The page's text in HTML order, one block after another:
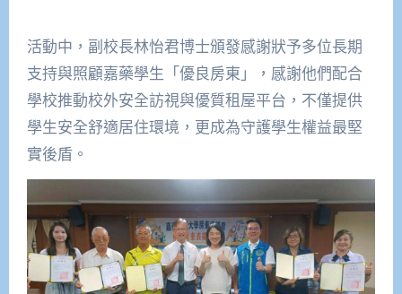
活動中，副校長林怡君博士頒發感謝狀予多位長期
支持與照顧嘉藥學生「優良房東」，感謝他們配合
學校推動校外安全訪視與優質租屋平台，不僅提供
學生安全舒適居住環境，更成為守護學生權益最堅
實後盾。